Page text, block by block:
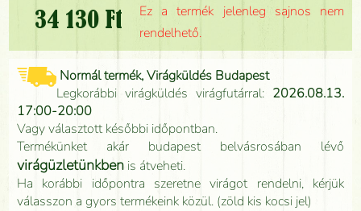
34 130 Ft
Ez a termék jelenleg sajnos nem
rendelhető.
Normál termék, Virágküldés Budapest
Legkorábbi virágküldés virágfutárral: 2026.08.13.
17:00-20:00
Vagy választott későbbi időpontban.
Termékünket akár budapest belvásrosában lévő
virágüzletünkben is átveheti.
Ha korábbi időpontra szeretne virágot rendelni, kérjük
válasszon a gyors termékeink közül. (zöld kis kocsi jel)